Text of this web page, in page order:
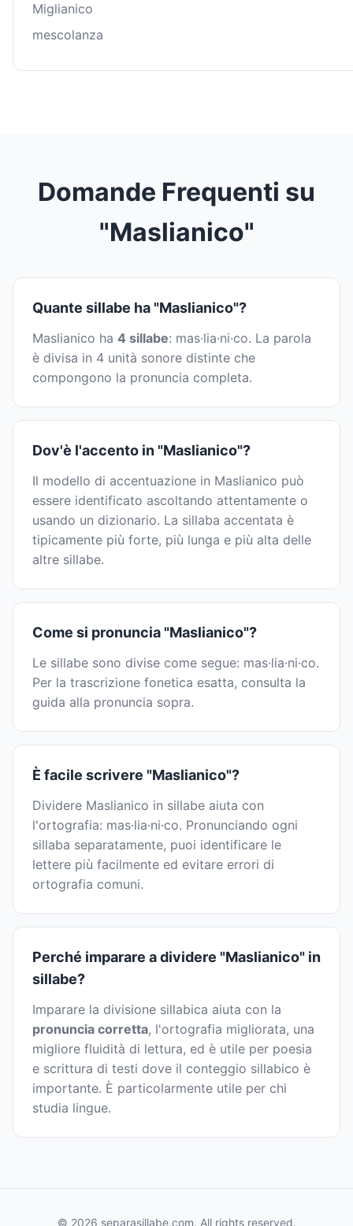
Miglianico
mescolanza
Domande Frequenti su
"Maslianico"
Quante sillabe ha "Maslianico"?
Maslianico ha 4 sillabe: mas·lia·ni·co. La parola
è divisa in 4 unità sonore distinte che
compongono la pronuncia completa.
Dov'è l'accento in "Maslianico"?
Il modello di accentuazione in Maslianico può
essere identificato ascoltando attentamente o
usando un dizionario. La sillaba accentata è
tipicamente più forte, più lunga e più alta delle
altre sillabe.
Come si pronuncia "Maslianico"?
Le sillabe sono divise come segue: mas·lia·ni·co.
Per la trascrizione fonetica esatta, consulta la
guida alla pronuncia sopra.
È facile scrivere "Maslianico"?
Dividere Maslianico in sillabe aiuta con
l'ortografia: mas·lia·ni·co. Pronunciando ogni
sillaba separatamente, puoi identificare le
lettere più facilmente ed evitare errori di
ortografia comuni.
Perché imparare a dividere "Maslianico" in
sillabe?
Imparare la divisione sillabica aiuta con la
pronuncia corretta, l'ortografia migliorata, una
migliore fluidità di lettura, ed è utile per poesia
e scrittura di testi dove il conteggio sillabico è
importante. È particolarmente utile per chi
studia lingue.
© 2026 separasillabe.com. All rights reserved.